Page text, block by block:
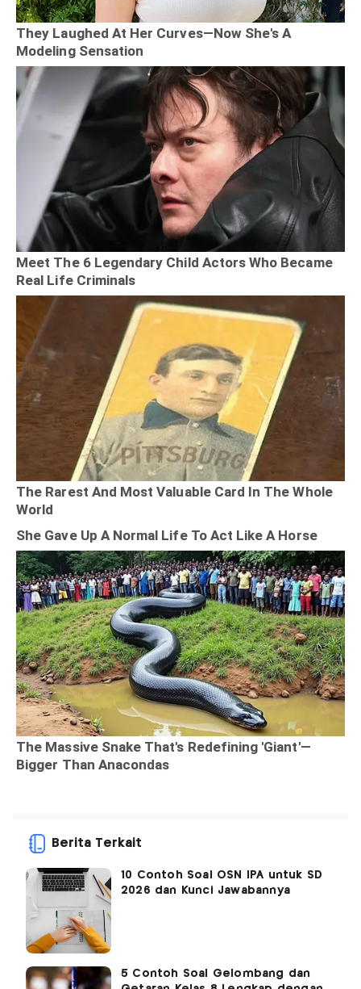
Berita Terkait
10 Contoh Soal OSN IPA untuk SD
2026 dan Kunci Jawabannya
5 Contoh Soal Gelombang dan